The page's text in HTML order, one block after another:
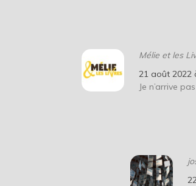
Mélie et les
21 août 2022
Je n’arrive